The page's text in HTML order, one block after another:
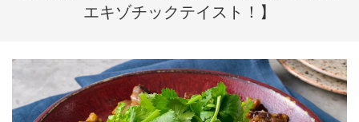
エキゾチックテイスト！】